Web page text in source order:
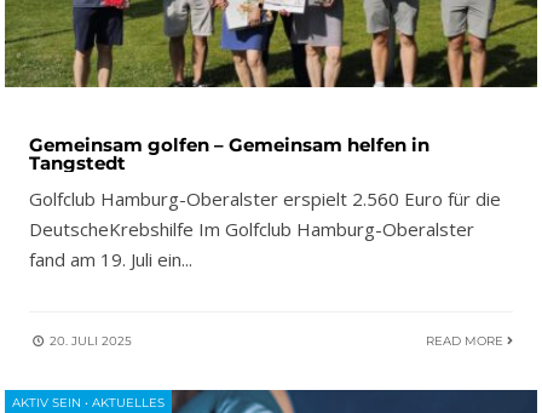
Gemeinsam golfen – Gemeinsam helfen in
Tangstedt
Golfclub Hamburg-Oberalster erspielt 2.560 Euro für die
DeutscheKrebshilfe Im Golfclub Hamburg-Oberalster
fand am 19. Juli ein...
20. JULI 2025 READ MORE
AKTIV SEIN • AKTUELLES